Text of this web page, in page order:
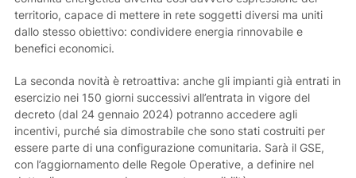
territorio, capace di mettere in rete soggetti diversi ma uniti
dallo stesso obiettivo: condividere energia rinnovabile e
benefici economici.
La seconda novità è retroattiva: anche gli impianti già entrati in
esercizio nei 150 giorni successivi all’entrata in vigore del
decreto (dal 24 gennaio 2024) potranno accedere agli
incentivi, purché sia dimostrabile che sono stati costruiti per
essere parte di una configurazione comunitaria. Sarà il GSE,
con l’aggiornamento delle Regole Operative, a definire nel